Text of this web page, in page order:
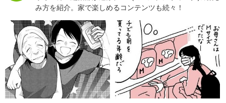
み方を紹介。家で楽しめるコンテンツも続々！